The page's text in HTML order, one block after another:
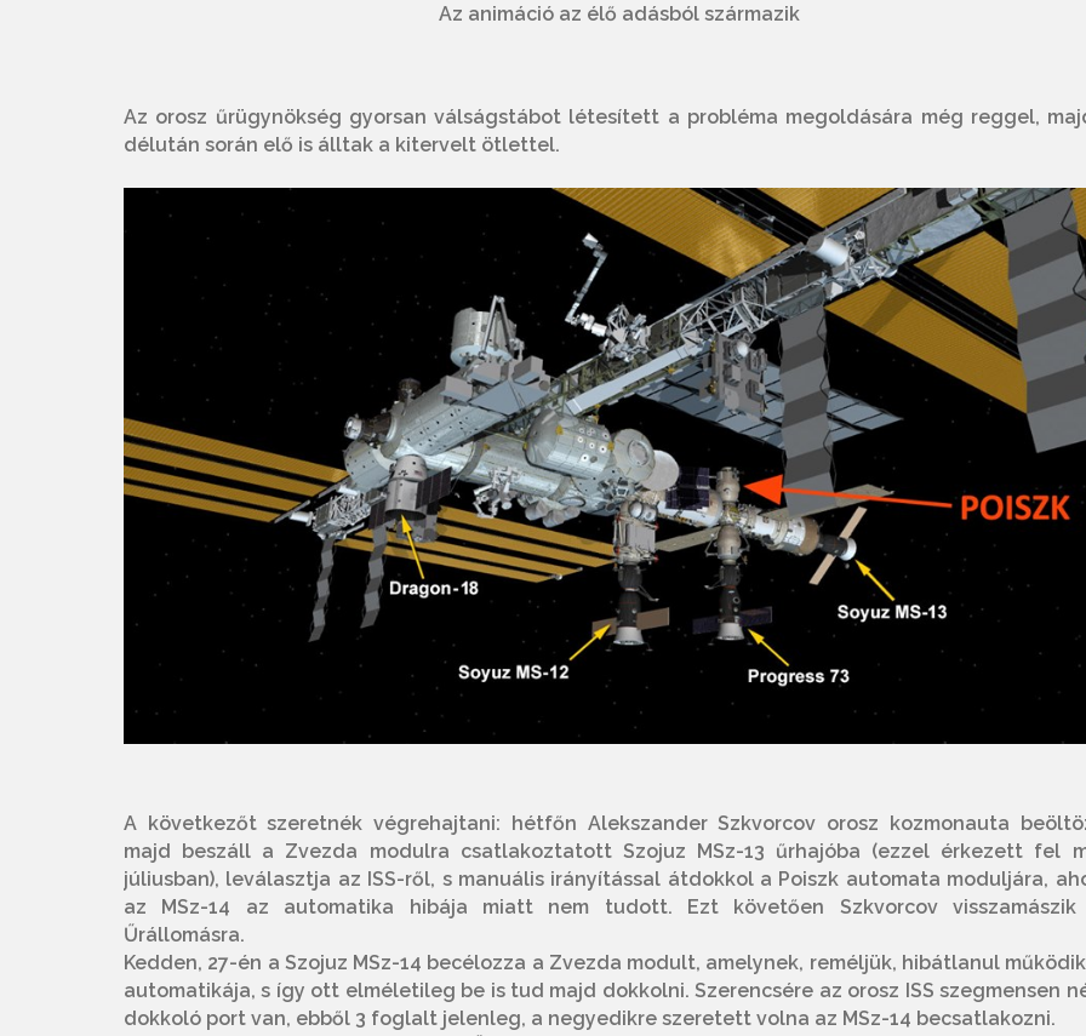
Az animáció az élő adásból származik
Az orosz űrügynökség gyorsan válságstábot létesített a probléma megoldására még reggel,
délután során elő is álltak a kitervelt ötlettel.
A következőt szeretnék végrehajtani: hétfőn Alekszander Szkvorcov orosz kozmonauta
majd beszáll a Zvezda modulra csatlakoztatott Szojuz MSz-13 űrhajóba (ezzel érkezett fel
júliusban), leválasztja az ISS-ről, s manuális irányítással átdokkol a Poiszk automata moduljára,
az MSz-14 az automatika hibája miatt nem tudott. Ezt követően Szkvorcov
Űrállomásra.
Kedden, 27-én a Szojuz MSz-14 becélozza a Zvezda modult, amelynek, reméljük, hibátlanul
automatikája, s így ott elméletileg be is tud majd dokkolni. Szerencsére az orosz ISS szegmensen
dokkoló port van, ebből 3 foglalt jelenleg, a negyedikre szeretett volna az MSz-14 becsatlakozni.